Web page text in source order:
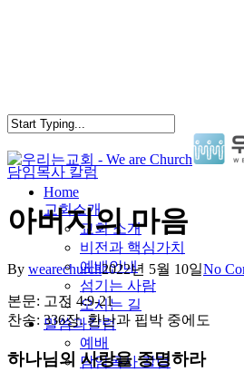
search
Menu
Home
교회소개
교회 소개
비전과 핵심가치
예배안내
섬기는 사람
오시는 길
말씀과칼럼
예배
담임목사 칼럼
담임목사 칼럼
아버지의 마음
By wearechurch2022년 5월 10일No
본문: 고전 4:9-21
찬송: 336장. 환난과 핍박 중에도
하나님의 사랑을 증명하라